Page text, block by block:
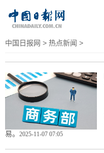
中国日报网 > 热点新闻 >
易。 2025-11-07 07:05